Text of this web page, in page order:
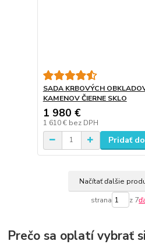
SADA KRBOVÝCH
KAMENOV ČIERNE SKLO
1 980 €
1 610 € bez DPH
Pridať
Načítať ďalšie
strana z 7
Prečo sa oplatí vybrať